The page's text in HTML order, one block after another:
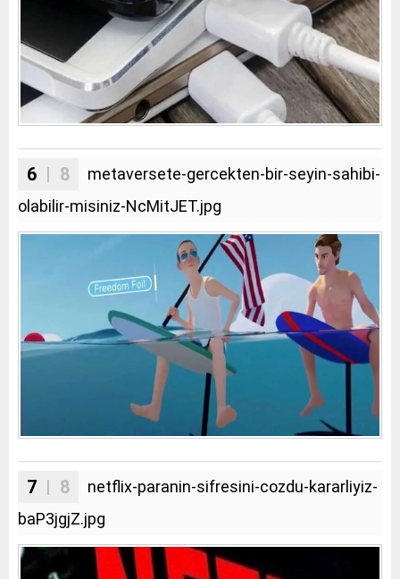
6 | 8
metaversete-gercekten-bir-seyin-sahibi-
olabilir-misiniz-NcMitJET.jpg
7 | 8
netflix-paranin-sifresini-cozdu-kararliyiz-
baP3jgjZ.jpg